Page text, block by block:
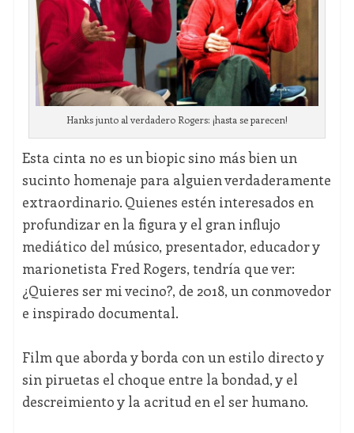
Hanks junto al verdadero Rogers: ¡hasta se parecen!
Esta cinta no es un biopic sino más bien un
sucinto homenaje para alguien verdaderamente
extraordinario. Quienes estén interesados en
profundizar en la figura y el gran influjo
mediático del músico, presentador, educador y
marionetista Fred Rogers, tendría que ver:
¿Quieres ser mi vecino?, de 2018, un conmovedor
e inspirado documental.
Film que aborda y borda con un estilo directo y
sin piruetas el choque entre la bondad, y el
descreimiento y la acritud en el ser humano.